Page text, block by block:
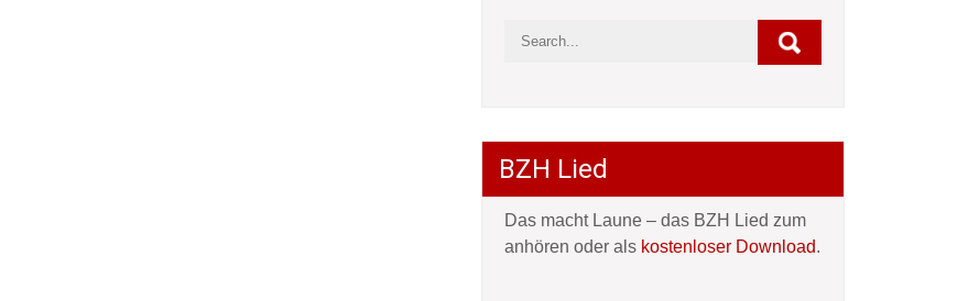
BZH Lied
Das macht Laune – das BZH Lied zum
anhören oder als kostenloser Download.